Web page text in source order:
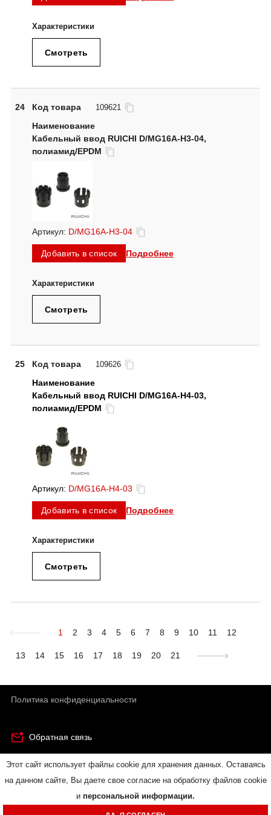
Смотреть
24 Код товара 109621
Кабельный ввод RUICHI D/MG16A-H3-04,
полиамид/EPDM
Артикул: D/MG16A-H3-04
Добавить в список Подробнее
Смотреть
25 Код товара 109626
Кабельный ввод RUICHI D/MG16A-H4-03,
полиамид/EPDM
Артикул: D/MG16A-H4-03
Добавить в список Подробнее
Смотреть
1 2 3 4 5 6 7 8 9 10 11 12
13 14 15 16 17 18 19 20 21
Этот сайт использует файлы cookie для хранения данных. Оставаясь
на данном сайте, Вы даете свое согласие на обработку файлов cookie
и персональной информации.
Политика конфиденциальности
Обратная связь